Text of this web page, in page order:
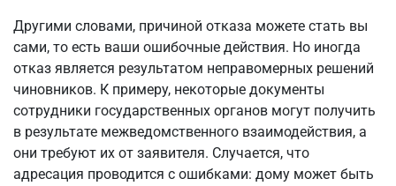
Другими словами, причиной отказа можете стать вы
сами, то есть ваши ошибочные действия. Но иногда
отказ является результатом неправомерных решений
чиновников. К примеру, некоторые документы
сотрудники государственных органов могут получить
в результате межведомственного взаимодействия, а
они требуют их от заявителя. Случается, что
адресация проводится с ошибками: дому может быть